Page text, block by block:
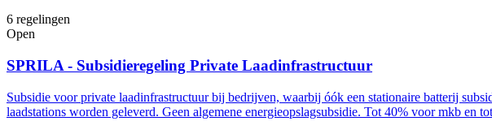
6 regelingen
Open
SPRILA - Subsidieregeling Private Laadinfrastructuur
Subsidie voor private laadinfrastructuur bij bedrijven, waarbij óók een stationaire batterij
laadstations worden geleverd. Geen algemene energieopslagsubsidie. Tot 40% voor mkb